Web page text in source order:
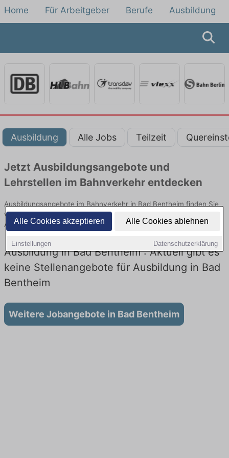
Alle Cookies akzeptieren Alle Cookies ablehnen
Einstellungen Datenschutzerklärung
Home Für Arbeitgeber Berufe Ausbildung
Ausbildung Alle Jobs Teilzeit
Jetzt Ausbildungsangebote und
Lehrstellen im Bahnverkehr entdecken
Ausbildungsangebote im Bahnverkehr in Bad Bentheim finden Sie
von namhaften Firmen. Entdecken Sie freie Optionen von Top-
Arbeitgebern und bewerben Sie sich noch heute.
Ausbildung in Bad Bentheim : Aktuell gibt es
keine Stellenangebote für Ausbildung in Bad
Bentheim
Weitere Jobangebote in Bad Bentheim